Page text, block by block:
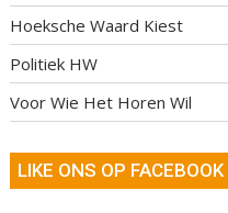
Hoeksche Waard Kiest
Politiek HW
Voor Wie Het Horen Wil
LIKE ONS OP FACEBOOK